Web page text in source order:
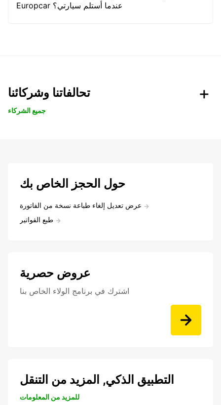
Europcar عندما أستلم سيارتي؟
تحالفاتنا وشركائنا
جميع الشركاء
حول الحجز الخاص بك
عرض تعديل إلغاء طباعة نسخة من الفاتورة
طبع الفواتير
عروض حصرية
اشترك في برنامج الولاء الخاص بنا
التطبيق الذكي, المزيد من التنقل
للمزيد من المعلومات